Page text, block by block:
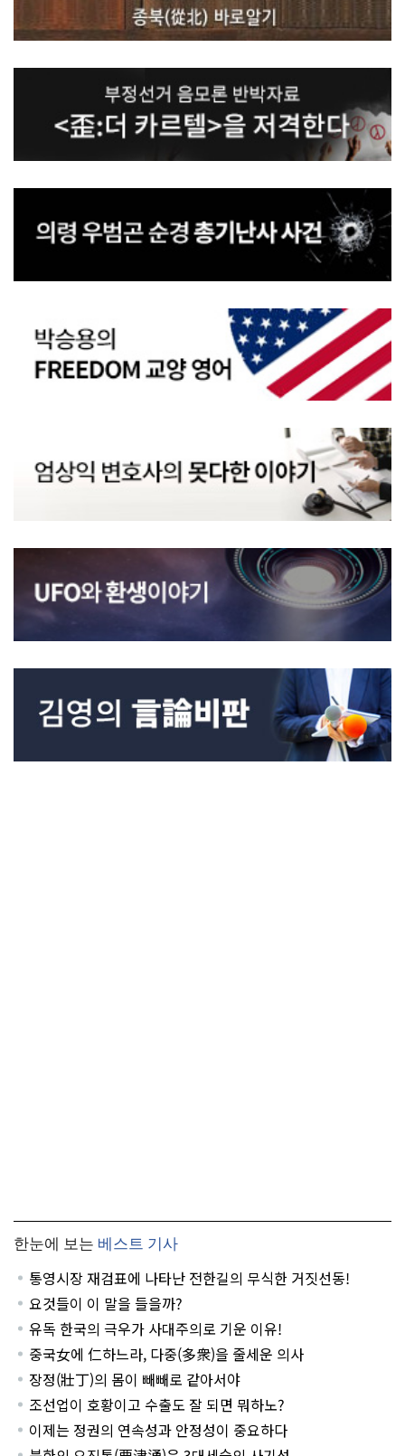
한눈에 보는 베스트 기사
통영시장 재검표에 나타난 전한길의 무식한 거짓선동!
요것들이 이 말을 들을까?
유독 한국의 극우가 사대주의로 기운 이유!
중국女에 仁하느라, 다중(多衆)을 줄세운 의사
장정(壯丁)의 몸이 빼빼로 같아서야
조선업이 호황이고 수출도 잘 되면 뭐하노?
이제는 정권의 연속성과 안정성이 중요하다